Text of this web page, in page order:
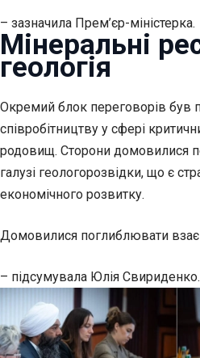
– зазначила Прем’єр-міністерка.
Мінеральні
геологія
Окремий блок переговорів був
співробітництву у сфері
родовищ. Сторони домовилися
галузі геологорозвідки, що є
економічного розвитку.
Домовилися поглиблювати
– підсумувала Юлія Свириденко.